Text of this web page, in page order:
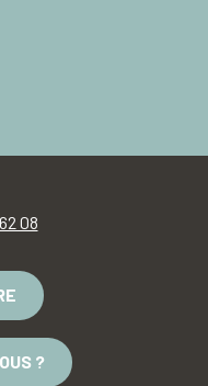
08
?